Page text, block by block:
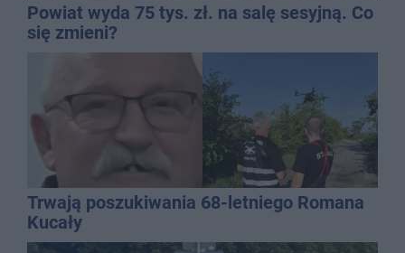
Powiat wyda 75 tys. zł. na salę sesyjną. Co
się zmieni?
Trwają poszukiwania 68-letniego Romana
Kucały